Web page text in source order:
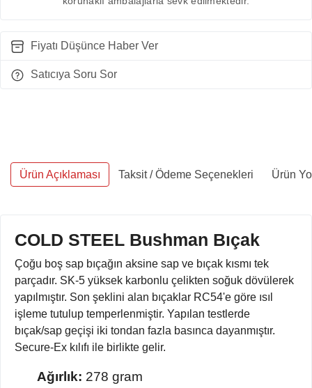
Fiyatı Düşünce Haber Ver
Satıcıya Soru Sor
Ürün Açıklaması Taksit / Ödeme Seçenekleri Ürün
COLD STEEL Bushman Bıçak
Çoğu boş sap bıçağın aksine sap ve bıçak kısmı tek
parçadır. SK-5 yüksek karbonlu çelikten soğuk dövülerek
yapılmıştır. Son şeklini alan bıçaklar RC54'e göre ısıl
işleme tutulup temperlenmiştir. Yapılan testlerde
bıçak/sap geçişi iki tondan fazla basınca dayanmıştır.
Secure-Ex kılıfı ile birlikte gelir.
Ağırlık: 278 gram